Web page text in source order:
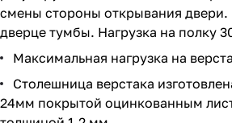
смены стороны открывания двери.
дверце тумбы. Нагрузка на полку
Максимальная нагрузка на
Столешница верстака
24мм покрытой оцинкованным